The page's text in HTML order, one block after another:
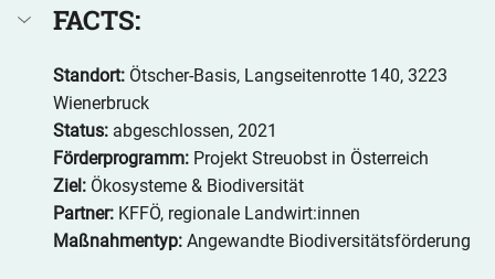
FACTS:
Standort: Ötscher-Basis, Langseitenrotte 140, 3223
Wienerbruck
Status: abgeschlossen, 2021
Förderprogramm: Projekt Streuobst in Österreich
Ziel: Ökosysteme & Biodiversität
Partner: KFFÖ, regionale Landwirt:innen
Maßnahmentyp: Angewandte Biodiversitätsförderung